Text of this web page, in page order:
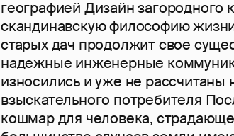
географией Дизайн загородного
скандинавскую философию
старых дач продолжит свое
надежные инженерные
износились и уже не рассчитаны
взыскательного потребителя
кошмар для человека,